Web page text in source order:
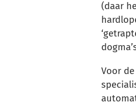
(daar
Voor